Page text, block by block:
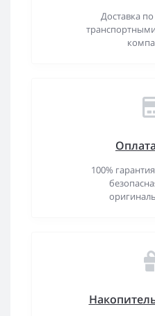
Доставка
100%